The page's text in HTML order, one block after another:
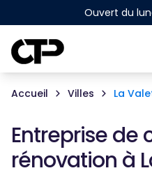
Ouvert du
Accueil Villes La
Entreprise de
rénovation à